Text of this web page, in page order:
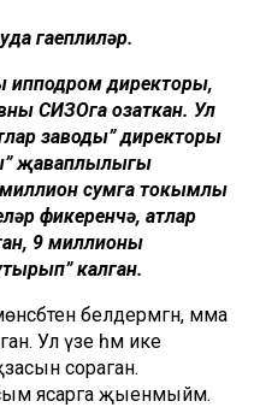
гаеплиләр.
ипподром директоры,
СИЗОга озаткан. Ул
заводы” директоры
җаваплылыгы
сумга токымлы
фикеренчә, атлар
9 миллионы
калган.
белдермәгән, әмма
Ул үзе һәм ике
сораган.
ясарга җыенмыйм.